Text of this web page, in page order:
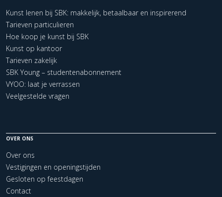
Kunst lenen bij SBK: makkelijk, betaalbaar en inspirerend
Tarieven particulieren
Hoe koop je kunst bij SBK
Kunst op kantoor
Tarieven zakelijk
SBK Young – studentenabonnement
VYOO: laat je verrassen
Veelgestelde vragen
OVER ONS
Over ons
Vestigingen en openingstijden
Gesloten op feestdagen
Contact